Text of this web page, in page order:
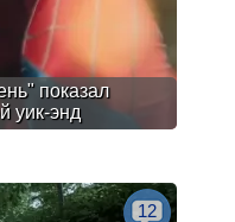
показал
уик-энд
12